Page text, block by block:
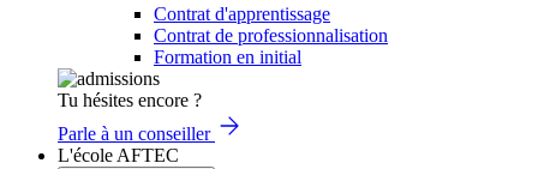
Contrat d'apprentissage
Contrat de professionnalisation
Formation en initial
Tu hésites encore ?
Parle à un conseiller
L'école AFTEC